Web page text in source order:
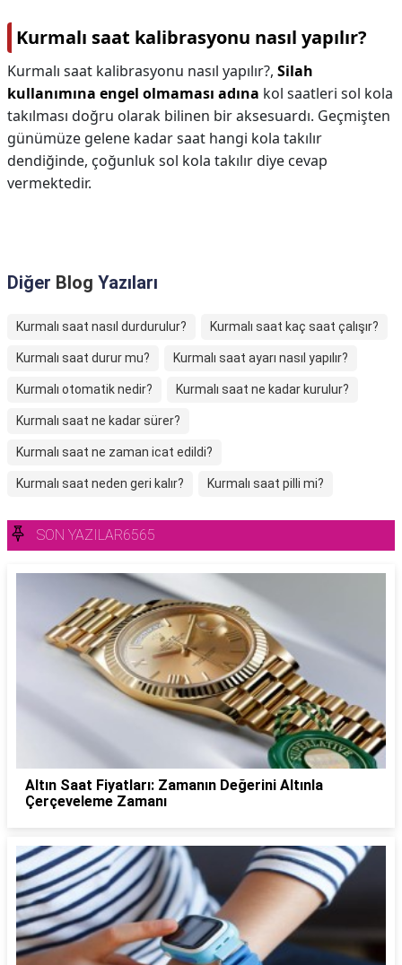
Kurmalı saat kalibrasyonu nasıl yapılır?
Kurmalı saat kalibrasyonu nasıl yapılır?, Silah
kullanımına engel olmaması adına kol saatleri sol kola
takılması doğru olarak bilinen bir aksesuardı. Geçmişten
günümüze gelene kadar saat hangi kola takılır
dendiğinde, çoğunluk sol kola takılır diye cevap
vermektedir.
Diğer Blog Yazıları
Kurmalı saat nasıl durdurulur? Kurmalı saat kaç saat çalışır?
Kurmalı saat durur mu? Kurmalı saat ayarı nasıl yapılır?
Kurmalı otomatik nedir? Kurmalı saat ne kadar kurulur?
Kurmalı saat ne kadar sürer?
Kurmalı saat ne zaman icat edildi?
Kurmalı saat neden geri kalır? Kurmalı saat pilli mi?
SON YAZILAR6565
Altın Saat Fiyatları: Zamanın Değerini Altınla
Çerçeveleme Zamanı